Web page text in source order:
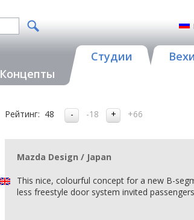
Концепты
Студии Вехи
Рейтинг: 48 -18 +66
Mazda Design / Japan
This nice, colourful concept for a new B-
less freestyle door system invited